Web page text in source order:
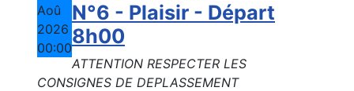
Aoû
2026
00:00
N°6 - Plaisir - Départ
8h00
ATTENTION RESPECTER LES
CONSIGNES DE DEPLASSEMENT